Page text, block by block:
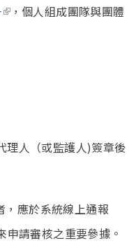
(link is external)
，個人組成團隊與團體
理人（或監護人)簽章後
，應於系統線上通報
請審核之重要參據。